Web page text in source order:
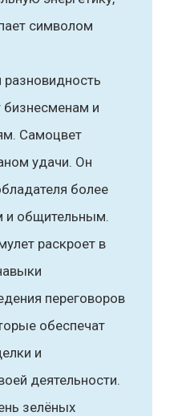
символом
разновидность
бизнесменам и
Самоцвет
удачи. Он
более
и общительным.
раскроет в
переговоров
обеспечат
и
деятельности.
зелёных